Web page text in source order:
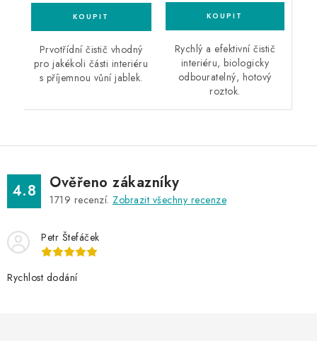
Prvotřídní čistič vhodný
pro jakékoli části interiéru
s příjemnou vůní jablek.
Rychlý a efektivní čistič
interiéru, biologicky
odbouratelný, hotový
roztok.
4.8 Ověřeno zákazníky
1719 recenzí. Zobrazit všechny recenze
Petr Štefáček
Rychlost dodání